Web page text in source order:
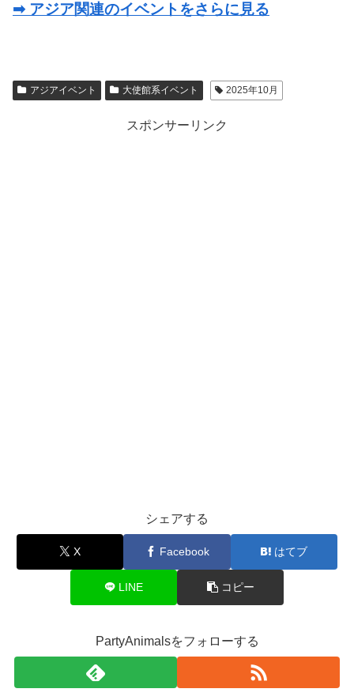
➡ アジア関連のイベントをさらに見る
アジアイベント 大使館系イベント 2025年10月
スポンサーリンク
シェアする
X Facebook はてブ
LINE コピー
PartyAnimalsをフォローする